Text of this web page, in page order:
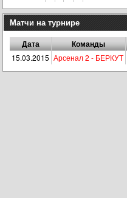
Матчи на турнире
Дата Команды
15.03.2015 Арсенал 2 - БЕРКУТ